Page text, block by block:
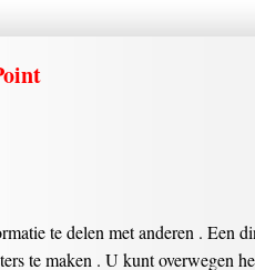
te delen met anderen . Een
te maken . U kunt overwegen